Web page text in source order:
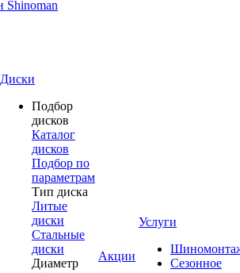
Диски
Подбор
дисков
Каталог
дисков
Подбор по
параметрам
Тип диска
Литые
диски
Стальные
диски
Диаметр
Акции
Услуги
Сезонное